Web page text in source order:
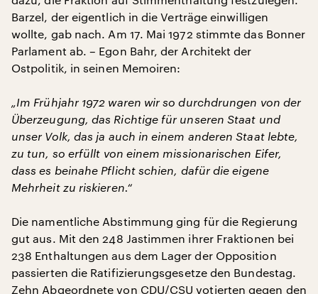
Barzel, der eigentlich in die Verträge einwilligen
wollte, gab nach. Am 17. Mai 1972 stimmte das Bonner
Parlament ab. – Egon Bahr, der Architekt der
Ostpolitik, in seinen Memoiren:
„Im Frühjahr 1972 waren wir so durchdrungen von der
Überzeugung, das Richtige für unseren Staat und
unser Volk, das ja auch in einem anderen Staat lebte,
zu tun, so erfüllt von einem missionarischen Eifer,
dass es beinahe Pflicht schien, dafür die eigene
Mehrheit zu riskieren.“
Die namentliche Abstimmung ging für die Regierung
gut aus. Mit den 248 Jastimmen ihrer Fraktionen bei
238 Enthaltungen aus dem Lager der Opposition
passierten die Ratifizierungsgesetze den Bundestag.
Zehn Abgeordnete von CDU/CSU votierten gegen den